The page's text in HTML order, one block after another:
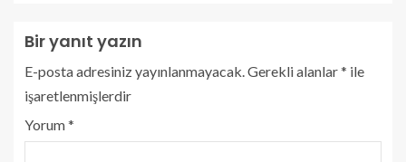
Bir yanıt yazın
E-posta adresiniz yayınlanmayacak. Gerekli alanlar* ile
işaretlenmişlerdir
Yorum*